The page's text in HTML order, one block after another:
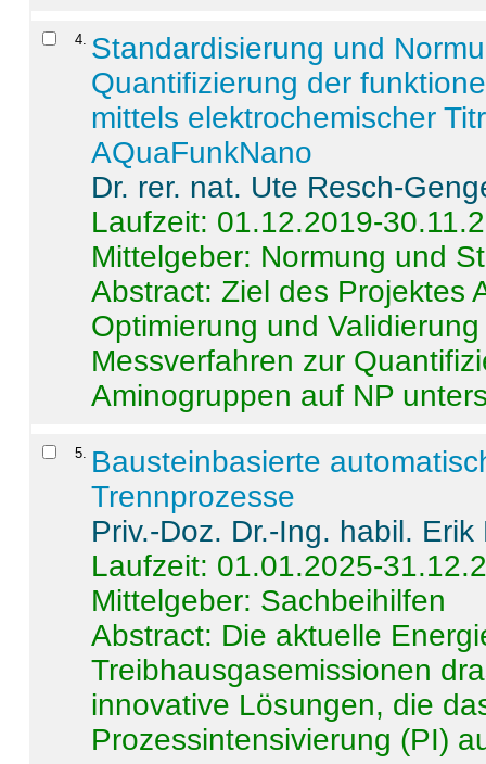
4 Standardisierung und
Quantifizierung der
mittels elektrochemischer
AQuaFunkNano
Dr. rer. nat. Ute Resch-
Laufzeit: 01.12.2019-
Mittelgeber: Normung und
Abstract:Ziel des Projektes
Optimierung und
Messverfahren zur
Aminogruppen auf NP
5
Bausteinbasierte
Trennprozesse
Priv.-Doz. Dr.-Ing. habil. Erik
Laufzeit: 01.01.2025-
Mittelgeber: Sachbeihilfen
Abstract: Die aktuelle
Treibhausgasemissionen
innovative Lösungen, die
Prozessintensivierung (PI)